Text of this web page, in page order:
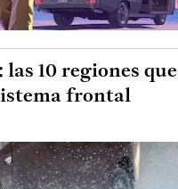
10 regiones que
frontal